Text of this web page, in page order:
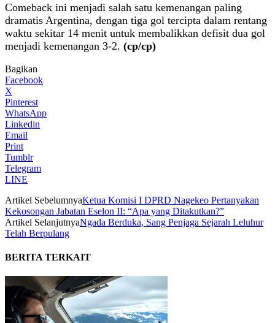
Comeback ini menjadi salah satu kemenangan paling
dramatis Argentina, dengan tiga gol tercipta dalam rentang
waktu sekitar 14 menit untuk membalikkan defisit dua gol
menjadi kemenangan 3-2. (cp/cp)
Bagikan
Facebook
X
Pinterest
WhatsApp
Linkedin
Email
Print
Tumblr
Telegram
LINE
Artikel SebelumnyaKetua Komisi I DPRD Nagekeo Pertanyakan
Kekosongan Jabatan Eselon II: “Apa yang Ditakutkan?”
Artikel SelanjutnyaNgada Berduka, Sang Penjaga Sejarah Leluhur
Telah Berpulang
BERITA TERKAIT